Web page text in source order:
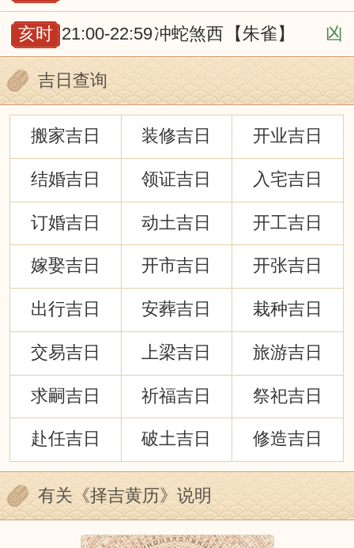
亥时 21:00-22:59冲蛇煞西 【朱雀】 凶
吉日查询
搬家吉日 装修吉日 开业吉日
结婚吉日 领证吉日 入宅吉日
订婚吉日 动土吉日 开工吉日
嫁娶吉日 开市吉日 开张吉日
出行吉日 安葬吉日 栽种吉日
交易吉日 上梁吉日 旅游吉日
求嗣吉日 祈福吉日 祭祀吉日
赴任吉日 破土吉日 修造吉日
有关《择吉黄历》说明